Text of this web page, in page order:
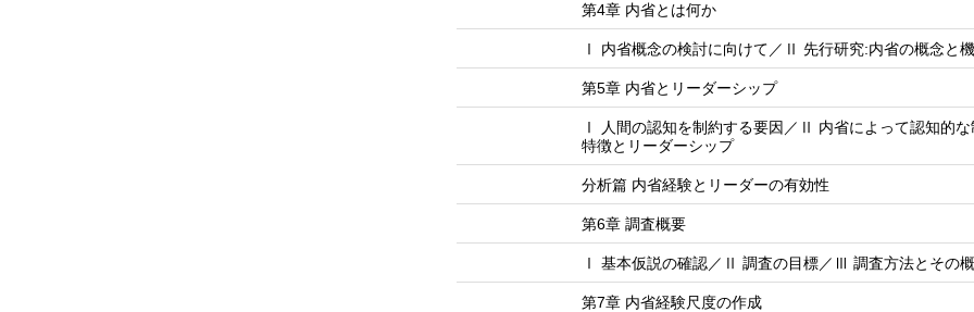
第4章 内省とは何か
Ⅰ 内省概念の検討に向けて／Ⅱ 先行研究:内省の概念と
第5章 内省とリーダーシップ
Ⅰ 人間の認知を制約する要因／Ⅱ 内省によって認知的
特徴とリーダーシップ
分析篇 内省経験とリーダーの有効性
第6章 調査概要
Ⅰ 基本仮説の確認／Ⅱ 調査の目標／Ⅲ 調査方法とその
第7章 内省経験尺度の作成